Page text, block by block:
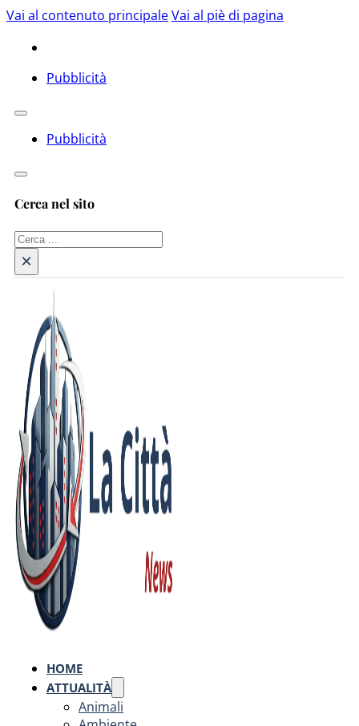
Vai al contenuto principaleVai al piè di pagina
Pubblicità
Pubblicità
Cerca nel sito
Cerca
×
HOME
ATTUALITÀ
Animali